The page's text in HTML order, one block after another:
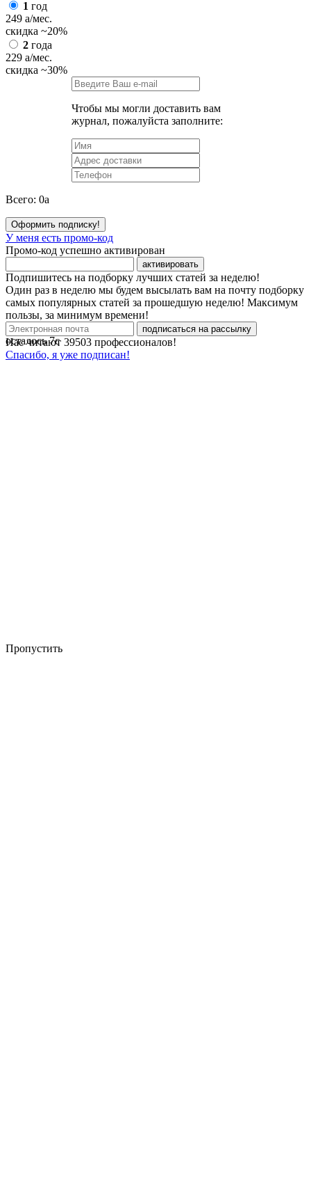
1 год
249 a/мес.
скидка ~20%
2 года
229 a/мес.
скидка ~30%
Чтобы мы могли доставить вам
журнал, пожалуйста заполните:
Всего: 0a
Оформить подписку!
У меня есть промо-код
Промо-код успешно активирован
активировать
Подпишитесь на подборку лучших статей за неделю!
Один раз в неделю мы будем высылать вам на почту подборку
самых популярных статей за прошедшую неделю! Максимум
пользы, за минимум времени!
подписаться на рассылку
Нас читают 39503 профессионалов!
Спасибо, я уже подписан!
осталось7с
Пропустить